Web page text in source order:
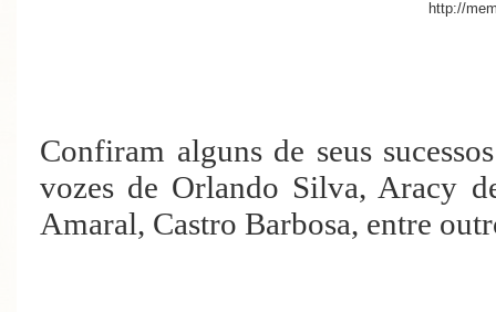
http://
Confiram alguns de seus
vozes de Orlando Silva, Aracy
Amaral, Castro Barbosa, entre